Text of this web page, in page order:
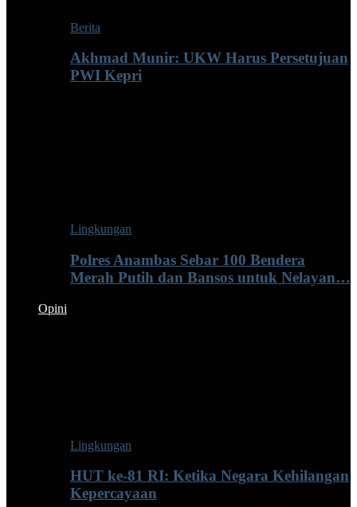
Berita
Akhmad Munir: UKW Harus Persetujuan
PWI Kepri
Lingkungan
Polres Anambas Sebar 100 Bendera
Merah Putih dan Bansos untuk Nelayan…
Opini
Lingkungan
HUT ke-81 RI: Ketika Negara Kehilangan
Kepercayaan